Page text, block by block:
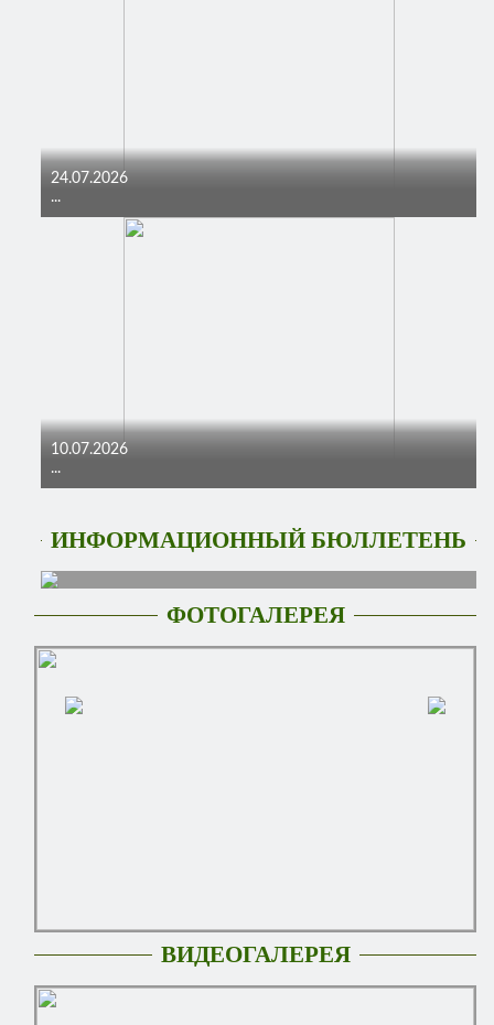
24.07.2026
...
10.07.2026
...
ИНФОРМАЦИОННЫЙ БЮЛЛЕТЕНЬ
ФОТОГАЛЕРЕЯ
ВИДЕОГАЛЕРЕЯ